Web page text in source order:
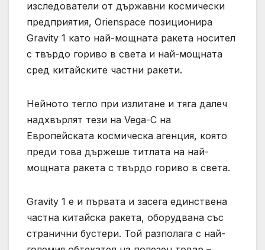
изследователи от държавни космически
предприятия, Orienspace позиционира
Gravity 1 като най-мощната ракета носител
с твърдо гориво в света и най-мощната
сред китайските частни ракети.
Нейното тегло при излитане и тяга далеч
надхвърлят тези на Vega-C на
Европейската космическа агенция, която
преди това държеше титлата на най-
мощната ракета с твърдо гориво в света.
Gravity 1 е и първата и засега единствена
частна китайска ракета, оборудвана със
странични бустери. Той разполага с най-